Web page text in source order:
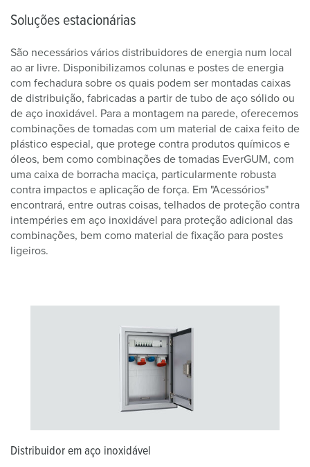
Soluções estacionárias
São necessários vários distribuidores de energia num local
ao ar livre. Disponibilizamos colunas e postes de energia
com fechadura sobre os quais podem ser montadas caixas
de distribuição, fabricadas a partir de tubo de aço sólido ou
de aço inoxidável. Para a montagem na parede, oferecemos
combinações de tomadas com um material de caixa feito de
plástico especial, que protege contra produtos químicos e
óleos, bem como combinações de tomadas EverGUM, com
uma caixa de borracha maciça, particularmente robusta
contra impactos e aplicação de força. Em "Acessórios"
encontrará, entre outras coisas, telhados de proteção contra
intempéries em aço inoxidável para proteção adicional das
combinações, bem como material de fixação para postes
ligeiros.
Distribuidor em aço inoxidável